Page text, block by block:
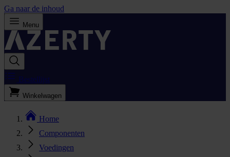
Ga naar de inhoud
Menu
Bestellijst
Winkelwagen
Home
Componenten
Voedingen